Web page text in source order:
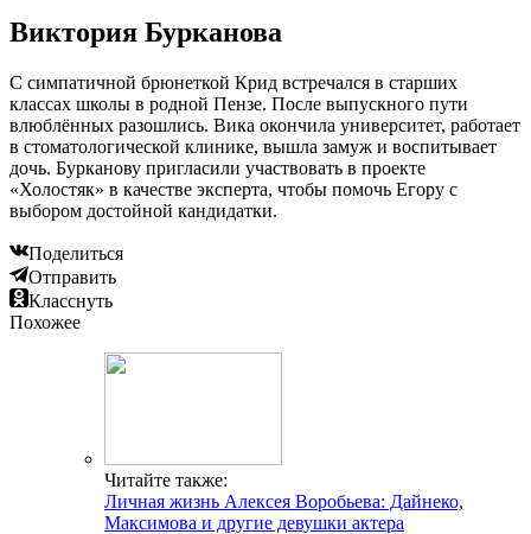
Виктория Бурканова
С симпатичной брюнеткой Крид встречался в старших
классах школы в родной Пензе. После выпускного пути
влюблённых разошлись. Вика окончила университет, работает
в стоматологической клинике, вышла замуж и воспитывает
дочь. Бурканову пригласили участвовать в проекте
«Холостяк» в качестве эксперта, чтобы помочь Егору с
выбором достойной кандидатки.
Поделиться
Отправить
Класснуть
Похожее
Читайте также:
Личная жизнь Алексея Воробьева: Дайнеко,
Максимова и другие девушки актера